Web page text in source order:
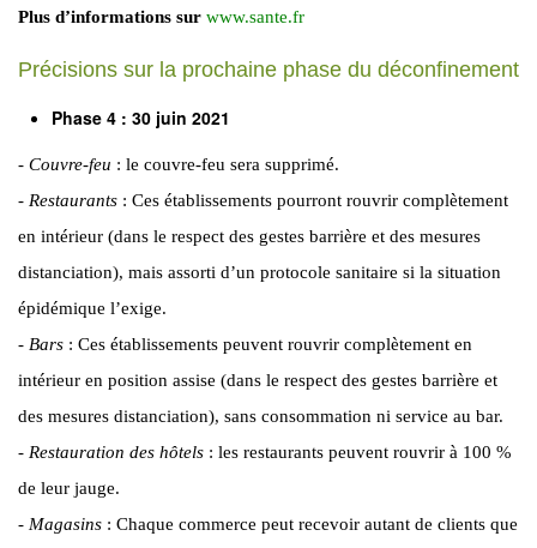
Plus d’informations sur www.sante.fr
Précisions sur la prochaine phase du déconfinement
Phase 4 : 30 juin 2021
- Couvre-feu : le couvre-feu sera supprimé.
- Restaurants : Ces établissements pourront rouvrir complètement
en intérieur (dans le respect des gestes barrière et des mesures
distanciation), mais assorti d’un protocole sanitaire si la situation
épidémique l’exige.
- Bars : Ces établissements peuvent rouvrir complètement en
intérieur en position assise (dans le respect des gestes barrière et
des mesures distanciation), sans consommation ni service au bar.
- Restauration des hôtels : les restaurants peuvent rouvrir à 100 %
de leur jauge.
- Magasins : Chaque commerce peut recevoir autant de clients que